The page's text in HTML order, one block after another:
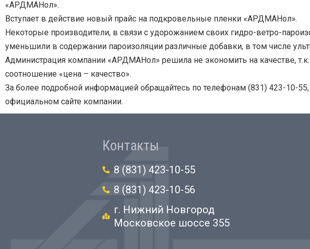
«АРДМАНол».
Вступает в действие новый прайс на подкровельные пленки «АРДМАНол».
Некоторые производители, в связи с удорожанием своих гидро-ветро-
уменьшили в содержании пароизоляции различные добавки, в том числе
Администрация компании «АРДМАНол» решила не экономить на качестве,
соотношение «цена – качество».
За более подробной информацией обращайтесь по телефонам (831) 423-10-
официальном сайте компании.
Контакты
8 (831) 423-10-55
8 (831) 423-10-56
г. Нижний Новгород
Московское шоссе 355